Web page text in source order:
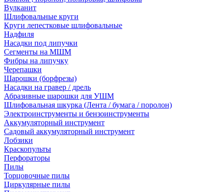
Вулканит
Шлифовальные круги
Круги лепестковые шлифовальные
Надфиля
Насадки под липучки
Сегменты на МШМ
Фибры на липучку
Черепашки
Шарошки (борфрезы)
Насадки на гравер / дрель
Абразивные шарошки для УШМ
Шлифовальная шкурка (Лента / бумага / поролон)
Электроинструменты и бензоинструменты
Аккумуляторный инструмент
Садовый аккумуляторный инструмент
Лобзики
Краскопульты
Перфораторы
Пилы
Торцовочные пилы
Циркулярные пилы